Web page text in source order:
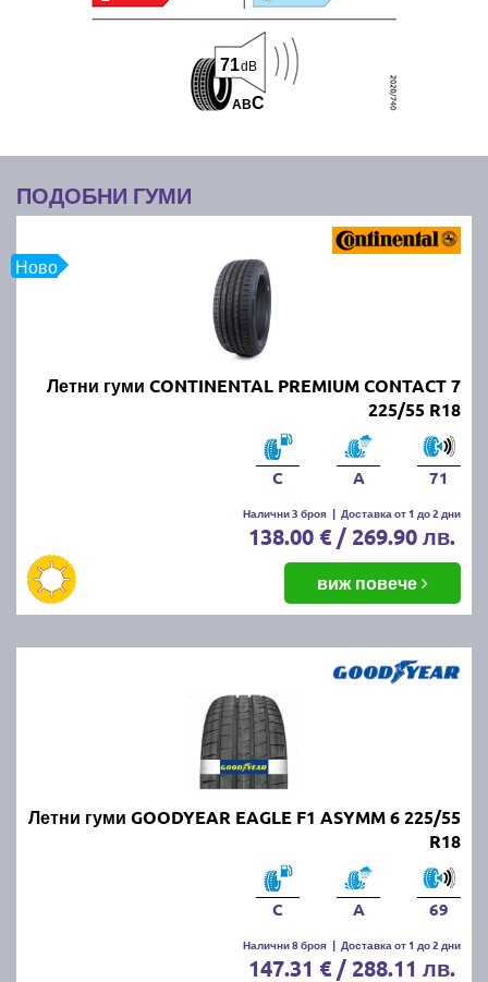
ABC
71dB
ПОДОБНИ ГУМИ
Ново
Летни гуми CONTINENTAL PREMIUM CONTACT 7
225/55 R18
C A 71
Налични 3 броя | Доставка от 1 до 2 дни
138.00 € / 269.90 лв.
виж повече
Летни гуми GOODYEAR EAGLE F1 ASYMM 6 225/55
R18
C A 69
Налични 8 броя | Доставка от 1 до 2 дни
147.31 € / 288.11 лв.